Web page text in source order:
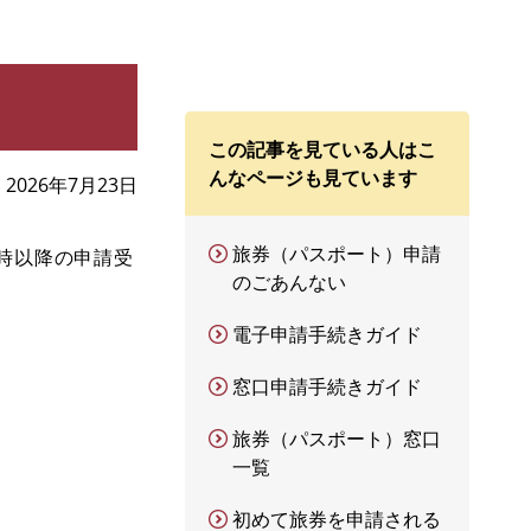
2026年7月23日
以降の申請受
この記事を見ている人はこ
んなページも見ています
旅券（パスポート）申請
のごあんない
電子申請手続きガイド
窓口申請手続きガイド
旅券（パスポート）窓口
一覧
初めて旅券を申請される